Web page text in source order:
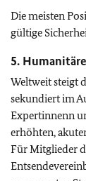
Die meisten
gültige
5.
Weltweit steigt
sekundiert im
Expertinnenn
erhöhten,
Für Mitglieder